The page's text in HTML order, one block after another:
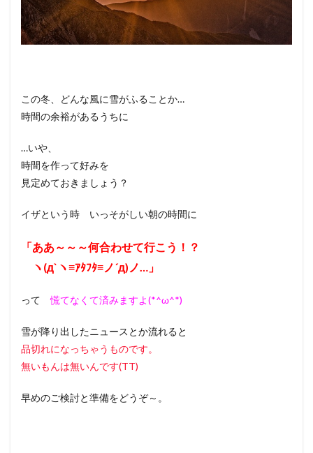
この冬、どんな風に雪がふることか…
時間の余裕があるうちに
…いや、
時間を作って好みを
見定めておきましょう？
イザという時 いっそがしい朝の時間に
「ああ～～～何合わせて行こう！？
ヽ(д`ヽ≡ｱﾀﾌﾀ≡ノ´д)ノ…」
って慌てなくて済みますよ(*^ω^*)
雪が降り出したニュースとか流れると
品切れになっちゃうものです。
無いもんは無いんです(TT)
早めのご検討と準備をどうぞ～。